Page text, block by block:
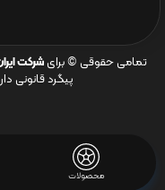
محصولات
تمامی حقوقی © برای شرکت
پیگرد قانونی